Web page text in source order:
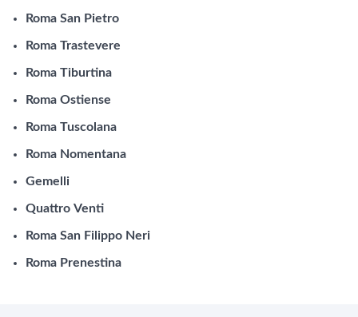
Roma San Pietro
Roma Trastevere
Roma Tiburtina
Roma Ostiense
Roma Tuscolana
Roma Nomentana
Gemelli
Quattro Venti
Roma San Filippo Neri
Roma Prenestina